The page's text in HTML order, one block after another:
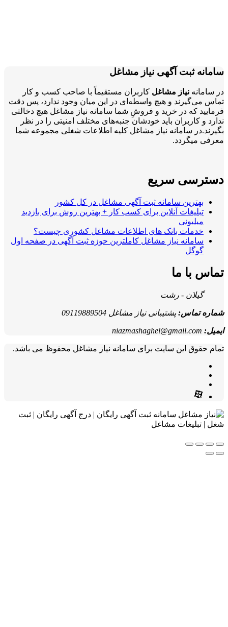
آگهی نیاز مشاغل
مشاغلکاربران مستقیماً با صاحب کسب و کار
و هیچ واسطه‌ای در این میان وجود ندارد، پس دقت
در خرید و فروشِ شما سامانه نیاز مشاغل هیچ دخالتی
باید خودشان جنبه‌های مختلف امنیتی را در نظر
نیاز مشاغل کلیه اطلاعات شغلی مجموعه شما
سریع
سامانه ثبت آگهی مشاغل در کل کشور
آنلاین برای کسب کار + بهترین روش برای بازدید
بانک های اطلاعات مشاغل کشوری چیست؟
نیاز مشاغل کاملترین حوزه ثبت آگهی در صفحه اول
ما
- رشت
پشتیبانی نیاز مشاغل 09119889504
سایت برای سامانه نیاز مشاغل محفوظ می باشد.